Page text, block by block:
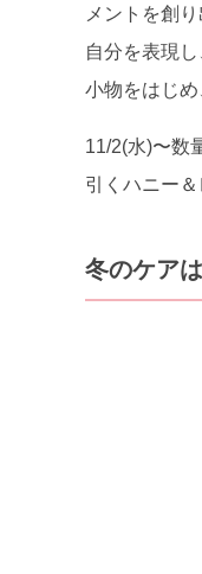
メントを創
自分を表現
小物をはじ
11/2(水)〜数
引くハニー
冬のケア